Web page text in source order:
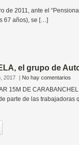
de 2011, ante el
67 años), se […]
el grupo de
2017 | No hay comentarios
15M DE
parte de las